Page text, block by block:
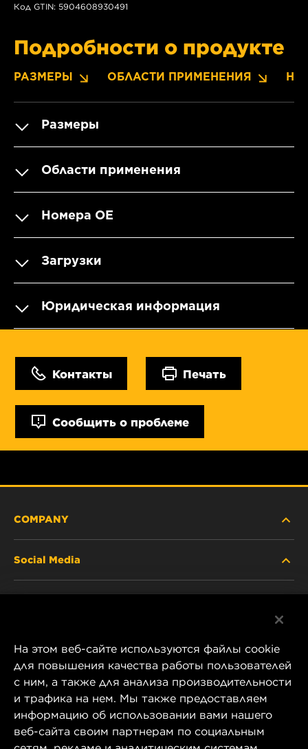
Код GTIN: 5904608930491
Подробности о продукте
РАЗМЕРЫ ОБЛАСТИ ПРИМЕНЕНИЯ
Размеры
Области применения
Номера OE
Загрузки
Юридическая информация
Контакты Печать
Сообщить о проблеме
COMPANY
CAREER
COMPANY STORE
DATA PRIVACY
Social Media
Instagram
YouTube
1 Wix Way
P.O. Box 1967
На этом веб-сайте используются файлы cookie
для повышения качества работы пользователей
с ним, а также для анализа производительности
и трафика на нем. Мы также предоставляем
информацию об использовании вами нашего
веб-сайта своим партнерам по социальным